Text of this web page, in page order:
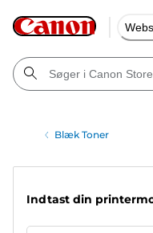
Blæk Toner
Indtast din